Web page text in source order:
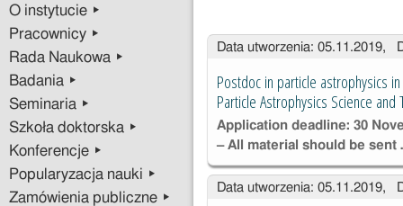
O instytucie ▸
Pracownicy ▸
Rada Naukowa ▸
Badania ▸
Seminaria ▸
Szkoła doktorska ▸
Konferencje ▸
Popularyzacja nauki ▸
Zamówienia publiczne ▸
Wpisy
Data utworzenia: 05.11.2019,
Postdoc in particle astrophysics
Particle Astrophysics Science
Application deadline: 30
– All material should be sent
Data utworzenia: 05.11.2019,